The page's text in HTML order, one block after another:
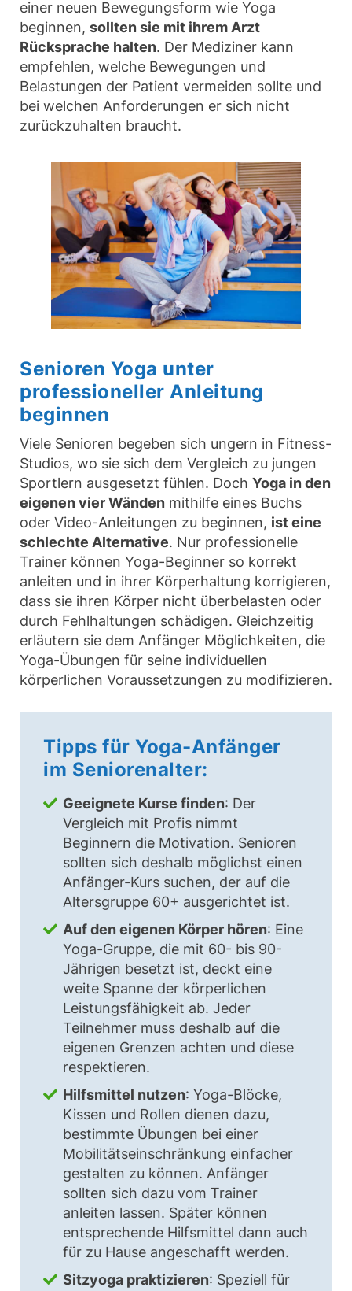
einer neuen Bewegungsform wie Yoga
beginnen, sollten sie mit ihrem Arzt
Rücksprache halten. Der Mediziner kann
empfehlen, welche Bewegungen und
Belastungen der Patient vermeiden sollte und
bei welchen Anforderungen er sich nicht
zurückzuhalten braucht.
Senioren Yoga unter
professioneller Anleitung
beginnen
Viele Senioren begeben sich ungern in Fitness-
Studios, wo sie sich dem Vergleich zu jungen
Sportlern ausgesetzt fühlen. Doch Yoga in den
eigenen vier Wänden mithilfe eines Buchs
oder Video-Anleitungen zu beginnen, ist eine
schlechte Alternative. Nur professionelle
Trainer können Yoga-Beginner so korrekt
anleiten und in ihrer Körperhaltung korrigieren,
dass sie ihren Körper nicht überbelasten oder
durch Fehlhaltungen schädigen. Gleichzeitig
erläutern sie dem Anfänger Möglichkeiten, die
Yoga-Übungen für seine individuellen
körperlichen Voraussetzungen zu modifizieren.
Tipps für Yoga-Anfänger
im Seniorenalter:
Geeignete Kurse finden: Der
Vergleich mit Profis nimmt
Beginnern die Motivation. Senioren
sollten sich deshalb möglichst einen
Anfänger-Kurs suchen, der auf die
Altersgruppe 60+ ausgerichtet ist.
Auf den eigenen Körper hören: Eine
Yoga-Gruppe, die mit 60- bis 90-
Jährigen besetzt ist, deckt eine
weite Spanne der körperlichen
Leistungsfähigkeit ab. Jeder
Teilnehmer muss deshalb auf die
eigenen Grenzen achten und diese
respektieren.
Hilfsmittel nutzen: Yoga-Blöcke,
Kissen und Rollen dienen dazu,
bestimmte Übungen bei einer
Mobilitätseinschränkung einfacher
gestalten zu können. Anfänger
sollten sich dazu vom Trainer
anleiten lassen. Später können
entsprechende Hilfsmittel dann auch
für zu Hause angeschafft werden.
Sitzyoga praktizieren: Speziell für